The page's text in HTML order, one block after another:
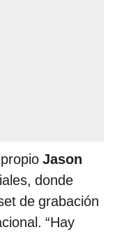
Jason
donde
de grabación
“Hay